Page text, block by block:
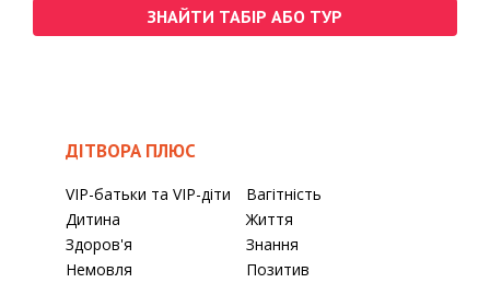
ЗНАЙТИ ТАБІР АБО ТУР
ДІТВОРА ПЛЮС
VIP-батьки та VIP-діти
Вагітність
Дитина
Життя
Здоров'я
Знання
Немовля
Позитив